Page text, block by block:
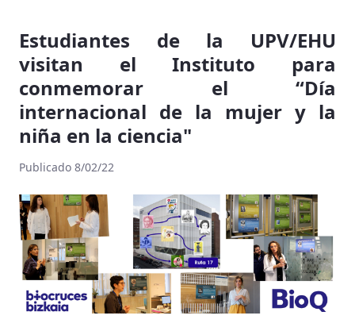
Estudiantes de la UPV/EHU
visitan el Instituto para
conmemorar el “Día
internacional de la mujer y la
niña en la ciencia"
Publicado 8/02/22